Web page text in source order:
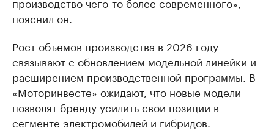
пояснил он.
Рост объемов производства в 2026 году
связывают с обновлением модельной линейки и
расширением производственной программы. В
«Моторинвесте» ожидают, что новые модели
позволят бренду усилить свои позиции в
сегменте электромобилей и гибридов.